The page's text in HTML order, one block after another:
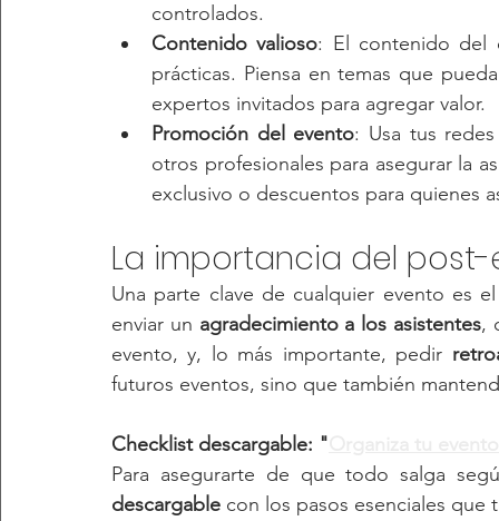
controlados.
Contenido valioso: El contenido del
prácticas. Piensa en temas que
expertos invitados para agregar valor.
Promoción del evento: Usa tus
otros profesionales para asegurar la
exclusivo o descuentos para quienes
La importancia del
Una parte clave de cualquier evento es
enviar un agradecimiento a los asistentes,
evento, y, lo más importante, pedir
futuros eventos, sino que también
Checklist descargable: "
Para asegurarte de que todo salga
descargable con los pasos esenciales